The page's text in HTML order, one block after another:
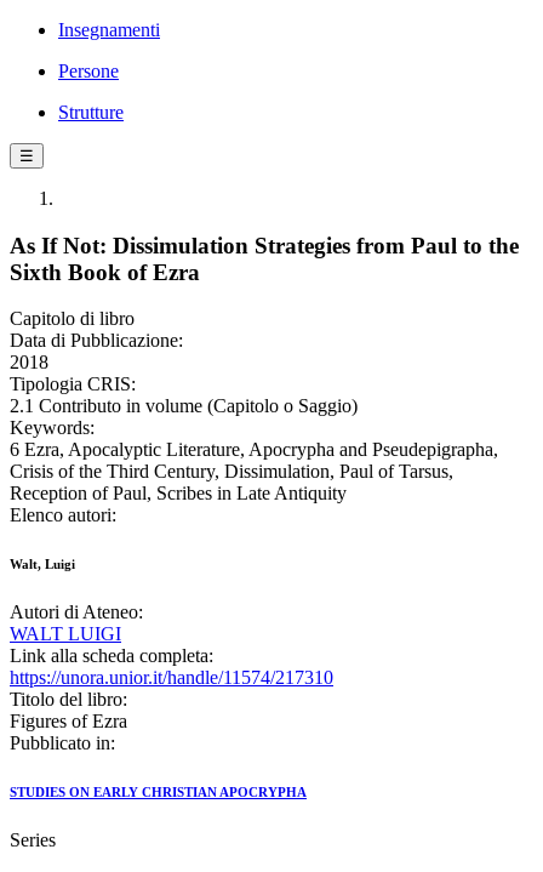
Insegnamenti
Persone
Strutture
☰
As If Not: Dissimulation Strategies from Paul to the
Sixth Book of Ezra
Capitolo di libro
Data di Pubblicazione:
2018
Tipologia CRIS:
2.1 Contributo in volume (Capitolo o Saggio)
Keywords:
6 Ezra, Apocalyptic Literature, Apocrypha and Pseudepigrapha,
Crisis of the Third Century, Dissimulation, Paul of Tarsus,
Reception of Paul, Scribes in Late Antiquity
Elenco autori:
Walt, Luigi
Autori di Ateneo:
WALT LUIGI
Link alla scheda completa:
https://unora.unior.it/handle/11574/217310
Titolo del libro:
Figures of Ezra
Pubblicato in:
STUDIES ON EARLY CHRISTIAN APOCRYPHA
Series